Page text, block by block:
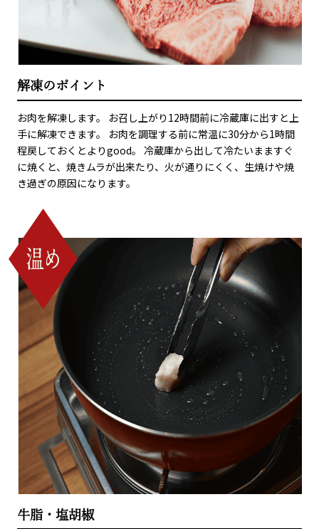
解凍のポイント
お肉を解凍します。 お召し上がり12時間前に冷蔵庫に出すと上
手に解凍できます。 お肉を調理する前に常温に30分から1時間
程戻しておくとよりgood。 冷蔵庫から出して冷たいまますぐ
に焼くと、焼きムラが出来たり、火が通りにくく、生焼けや焼
き過ぎの原因になります。
牛脂・塩胡椒